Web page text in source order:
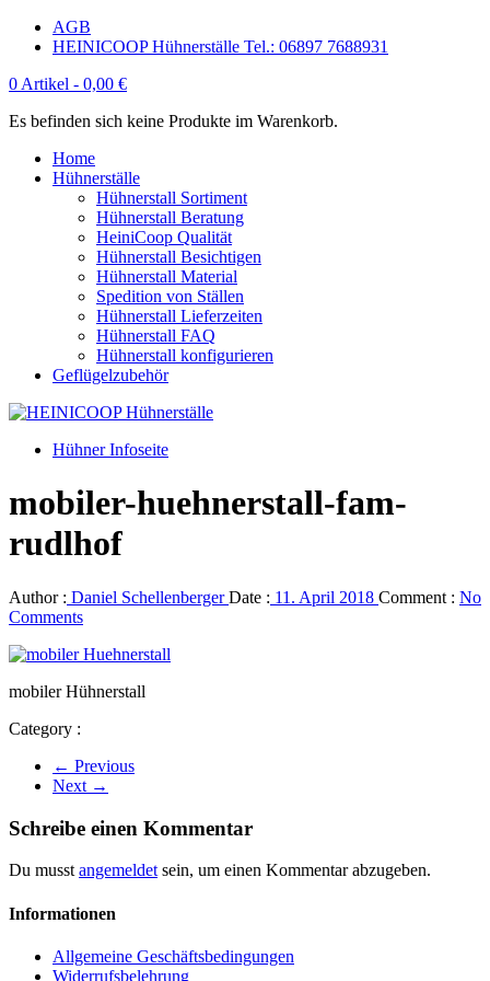
AGB
HEINICOOP Hühnerställe Tel.: 06897 7688931
0 Artikel - 0,00 €
Es befinden sich keine Produkte im Warenkorb.
Home
Hühnerställe
Hühnerstall Sortiment
Hühnerstall Beratung
HeiniCoop Qualität
Hühnerstall Besichtigen
Hühnerstall Material
Spedition von Ställen
Hühnerstall Lieferzeiten
Hühnerstall FAQ
Hühnerstall konfigurieren
Geflügelzubehör
Hühner Infoseite
mobiler-huehnerstall-fam-
rudlhof
Author : Daniel SchellenbergerDate : 11. April 2018 Comment : No
Comments
mobiler Hühnerstall
Category :
← Previous
Next →
Schreibe einen Kommentar
Du musst angemeldet sein, um einen Kommentar abzugeben.
Informationen
Allgemeine Geschäftsbedingungen
Widerrufsbelehrung